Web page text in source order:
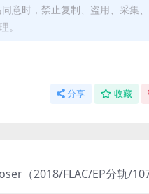
意时，禁止复制、盗用、采集
。
分享 收藏
（2018/FLAC/EP分轨/